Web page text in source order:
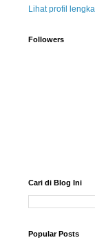
Lihat profil
Followers
Cari di Blog Ini
Popular Posts